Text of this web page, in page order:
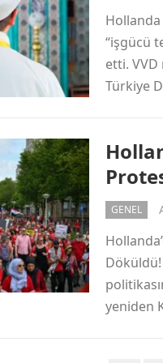
“işgücü
etti.
Türkiye
GENEL
yeniden